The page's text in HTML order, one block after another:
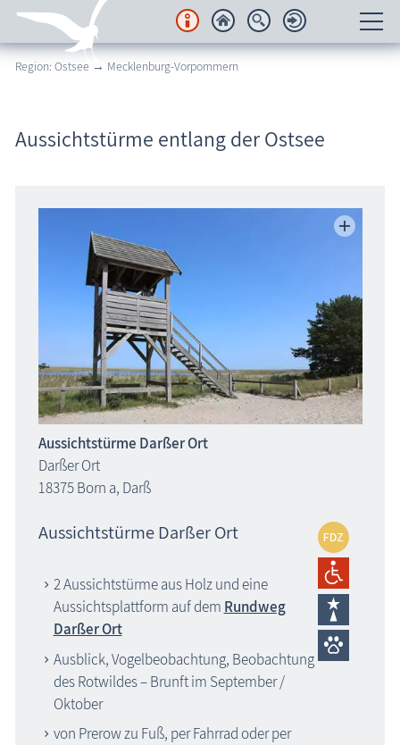
Unterkünfte
Karten
Wissenswertes
Veranstaltungen
Blog
Region: Ostsee → Mecklenburg-Vorpommern
Aussichtstürme entlang der Ostsee
Aussichtstürme Darßer Ort
Darßer Ort
18375 Born a, Darß
Aussichtstürme Darßer Ort
2 Aussichtstürme aus Holz und eine
Aussichtsplattform auf dem Rundweg
Darßer Ort
Ausblick, Vogelbeobachtung, Beobachtung
des Rotwildes – Brunft im September /
Oktober
von Prerow zu Fuß, per Fahrrad oder per